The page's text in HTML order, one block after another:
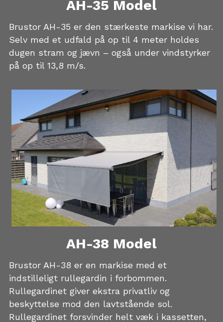
AH-35 Model
Brustor AH-35 er den stærkeste markise vi har.
Selv med et udfald på op til 4 meter holdes
dugen stram og jævn – også under vindstyrker
på op til 13,8 m/s.
AH-38 Model
Brustor AH-38 er en markise med et
indstilleligt rullegardin i forbommen.
Rullegardinet giver ekstra privatliv og
beskyttelse mod den lavtstående sol.
Rullegardinet forsvinder helt væk i kassetten,